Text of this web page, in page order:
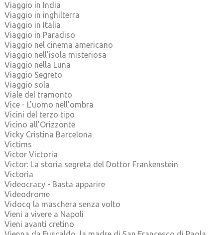
Viaggio in India
Viaggio in inghilterra
Viaggio in Italia
Viaggio in Paradiso
Viaggio nel cinema americano
Viaggio nell'isola misteriosa
Viaggio nella Luna
Viaggio Segreto
Viaggio sola
Viale del tramonto
Vice - L'uomo nell'ombra
Vicini del terzo tipo
Vicino all'Orizzonte
Vicky Cristina Barcelona
Victims
Victor Victoria
Victor: La storia segreta del Dottor Frankenstein
Victoria
Videocracy - Basta apparire
Videodrome
Vidocq la maschera senza volto
Vieni a vivere a Napoli
Vieni avanti cretino